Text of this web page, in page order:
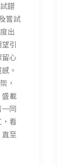
錯
嘗試
出
引
心
。
，
盛載
同
看
至